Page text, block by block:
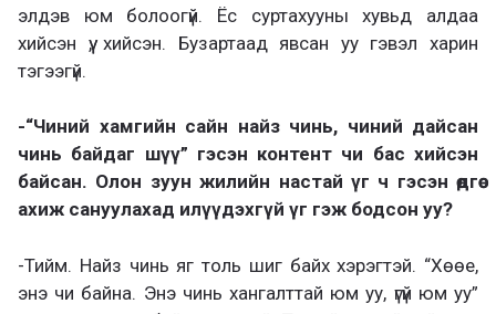
элдэв юм болоогүй. Ёс суртахууны хувьд алдаа
хийсэн үү, хийсэн. Бузартаад явсан уу гэвэл харин
тэгээгүй.
-“Чиний хамгийн сайн найз чинь, чиний дайсан
чинь байдаг шүү” гэсэн контент чи бас хийсэн
байсан. Олон зуун жилийн настай үг ч гэсэн өдгөө
ахиж сануулахад илүүдэхгүй үг гэж бодсон уу?
-Тийм. Найз чинь яг толь шиг байх хэрэгтэй. “Хөөе,
энэ чи байна. Энэ чинь хангалттай юм уу, үгүй юм уу”